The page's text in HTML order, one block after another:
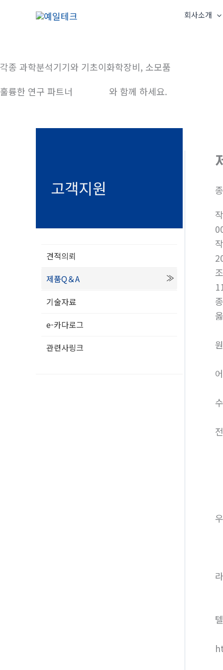
건
뛰
회사소개
각종 과학분석기기와 기초이화학장비, 소모품
훌륭한 연구 파트너
와 함께 하세요.
고객지원
견적의뢰
제품Q＆A
기술자료
e-카다로그
관련사링크